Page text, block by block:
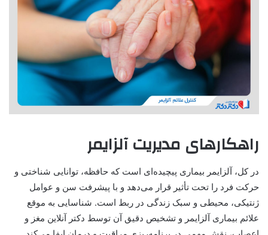
راهکارهای مدیریت آلزایمر
در کل، آلزایمر بیماری پیچیده‌ای است که حافظه، توانایی شناختی و
حرکت فرد را تحت تأثیر قرار می‌دهد و با پیشرفت سن و عوامل
ژنتیکی، محیطی و سبک زندگی در ربط است. شناسایی به موقع
علائم بیماری آلزایمر و تشخیص دقیق آن توسط دکتر آنلاین مغز و